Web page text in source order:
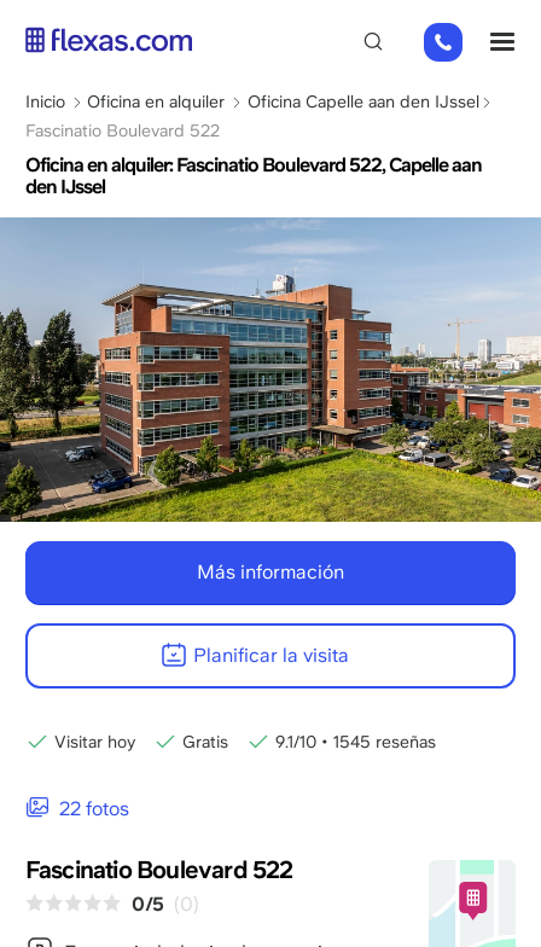
principal
+31
85
066
93
Sobrescribir
enlaces
de
ayuda
a
Inicio Oficina en alquiler
Oficina Capelle aan den IJssel
Fascinatio Boulevard 522
Oficina en alquiler: Fascinatio Boulevard 522, Capelle aan
den IJssel
22 fotos
Fascinatio Boulevard 522
0/5 (0)
Más información
Planificar la visita
Visitar hoy Gratis 9.1/10 • 1545 reseñas